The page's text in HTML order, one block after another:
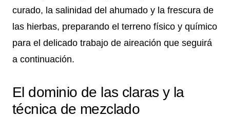
curado, la salinidad del ahumado y la frescura de
las hierbas, preparando el terreno físico y químico
para el delicado trabajo de aireación que seguirá
a continuación.
El dominio de las claras y la
técnica de mezclado